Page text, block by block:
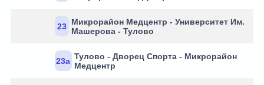
23 Микрорайон Медцентр - Университет Им.
Машерова - Тулово
23а Тулово - Дворец Спорта - Микрорайон
Медцентр